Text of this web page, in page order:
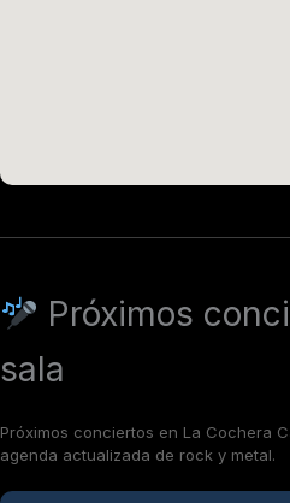
Próximos
sala
Próximos conciertos en La Cochera
agenda actualizada de rock y metal.